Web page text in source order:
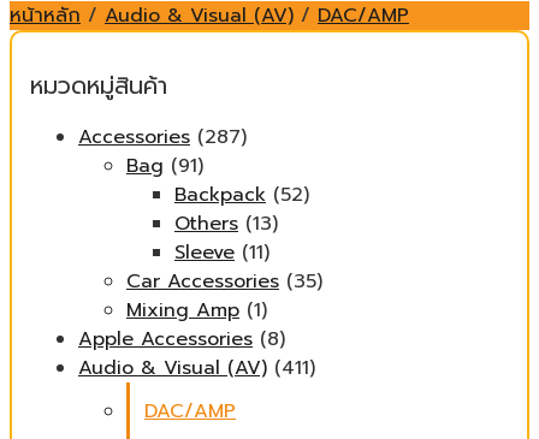
หน้าหลัก / Audio & Visual (AV) / DAC/AMP
หมวดหมู่สินค้า
Accessories (287)
Bag (91)
Backpack (52)
Others (13)
Sleeve (11)
Car Accessories (35)
Mixing Amp (1)
Apple Accessories (8)
Audio & Visual (AV) (411)
DAC/AMP